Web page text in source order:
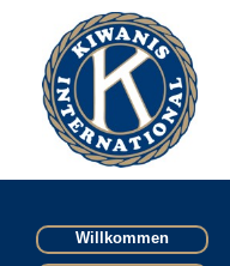
Willkommen